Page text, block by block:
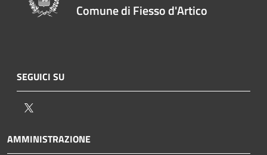
Comune di Fiesso d'Artico
SEGUICI SU
AMMINISTRAZIONE